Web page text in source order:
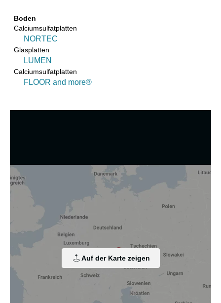
Boden
Calciumsulfatplatten
NORTEC
Glasplatten
LUMEN
Calciumsulfatplatten
FLOOR and more®
Auf der Karte zeigen
Wir nutzen Cookies und andere Technologien.
Diese Website nutzt Cookies und vergleichbare Funktionen
zur Verarbeitung von Endgeräteinformationen und
Einbindung von Inhalten, externen Diensten und Elementen
Dritter, der statistischen Analyse/Messung, der
personalisierten Werbung sowie der Einbindung sozialer
Medien. Je nach Funktion werden dabei Daten an Dritte
weitergegeben und an Dritte in Ländern, in denen kein
angemessenes Datenschutzniveau vorliegt und von diesen
verarbeitet wird, z. B. die USA. Ihre Einwilligung ist stets
freiwillig, für die Nutzung unserer Website nicht erforderlich
und kann jederzeit auf unserer Seite abgelehnt oder